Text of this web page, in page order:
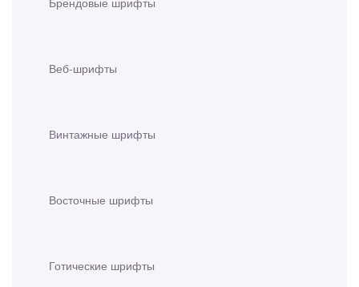
Веб-шрифты
Винтажные шрифты
Восточные шрифты
Готические шрифты